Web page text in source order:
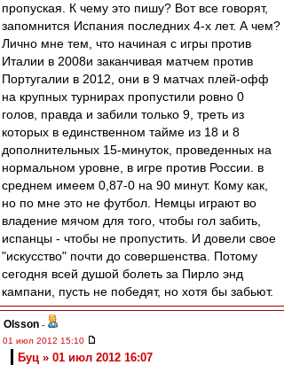
пропуская. К чему это пишу? Вот все говорят,
запомнится Испания последних 4-х лет. А чем?
Лично мне тем, что начиная с игры против
Италии в 2008и заканчивая матчем против
Португалии в 2012, они в 9 матчах плей-офф
на крупных турнирах пропустили ровно 0
голов, правда и забили только 9, треть из
которых в единственном тайме из 18 и 8
дополнительных 15-минуток, проведенных на
нормальном уровне, в игре против России. в
среднем имеем 0,87-0 на 90 минут. Кому как,
но по мне это не футбол. Немцы играют во
владение мячом для того, чтобы гол забить,
испанцы - чтобы не пропустить. И довели свое
"искусство" почти до совершенства. Потому
сегодня всей душой болеть за Пирло энд
кампани, пусть не победят, но хотя бы забьют.
Olsson -
01 июл 2012 15:10
Буц » 01 июл 2012 16:07